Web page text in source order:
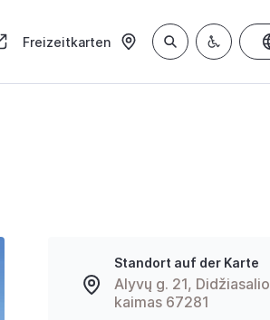
Freizeitkarten
Standort auf der Karte
Alyvų g. 21, Didžiasalio
kaimas 67281